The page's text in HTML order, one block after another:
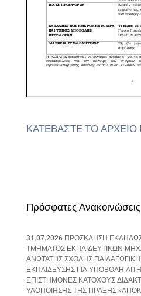
ΚΑΤΕΒΑΣΤΕ ΤΟ ΑΡΧΕΙΟ
Πρόσφατες Ανακοινώσεις
31.07.2026 ΠΡΟΣΚΛΗΣΗ
ΤΜΗΜΑΤΟΣ ΕΚΠΑΙΔΕΥΤΙΚΩΝ
ΑΝΩΤΑΤΗΣ ΣΧΟΛΗΣ
ΕΚΠΑΙΔΕΥΣΗΣ ΓΙΑ ΥΠΟΒΟΛΗ
ΕΠΙΣΤΗΜΟΝΕΣ ΚΑΤΟΧΟΥΣ
ΥΛΟΠΟΙΗΣΗΣ ΤΗΣ ΠΡΑΞΗΣ